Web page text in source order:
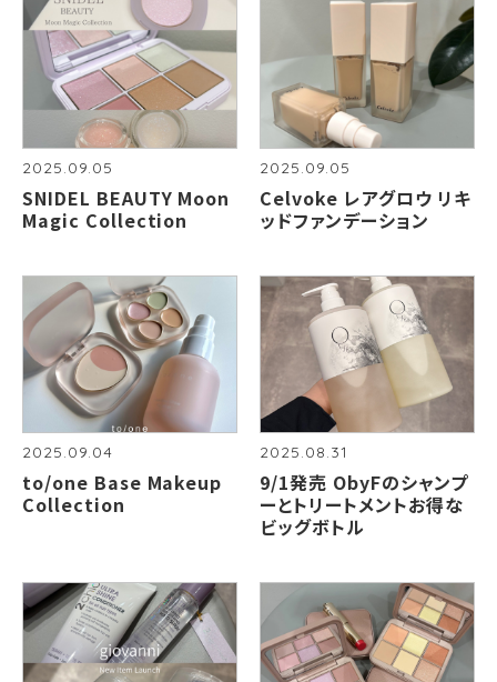
2025.09.05
SNIDEL BEAUTY Moon
Magic Collection
2025.09.05
Celvoke レアグロウ リキ
ッドファンデーション
2025.09.04
to/one Base Makeup
Collection
2025.08.31
9/1発売 ObyFのシャンプ
ーとトリートメントお得な
ビッグボトル